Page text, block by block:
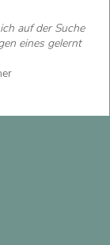
auf der Suche
eines gelernt